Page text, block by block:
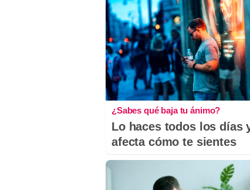
¿Sabes qué baja tu ánimo?
Lo haces todos los días
afecta cómo te sientes